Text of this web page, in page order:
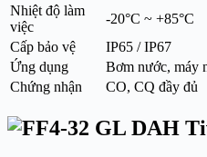
Nhiệt độ làm
việc
-20°C ~ +85°C
Cấp bảo vệ
IP65 / IP67
Ứng dụng
Bơm nước, máy
Chứng nhận
CO, CQ đầy đủ